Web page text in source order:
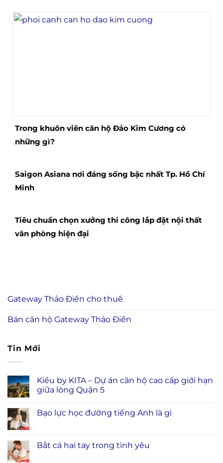
Trong khuôn viên căn hộ Đảo Kim Cương có
những gì?
Saigon Asiana nơi đáng sống bậc nhất Tp. Hồ Chí
Minh
Tiêu chuẩn chọn xưởng thi công lắp đặt nội thất
văn phòng hiện đại
Gateway Thảo Điền cho thuê
Bán căn hộ Gateway Thảo Điền
Tin Mới
Kiều by KITA – Dự án căn hộ cao cấp giới hạn
giữa lòng Quận 5
Bạo lực học đường tiếng Anh là gì
Bắt cá hai tay trong tình yêu